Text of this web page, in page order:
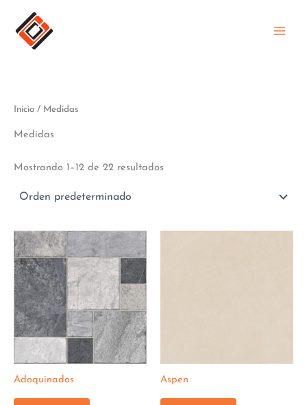
contenido
Inicio / Medidas
Medidas
Mostrando 1–12 de 22 resultados
Adoquinados Aspen